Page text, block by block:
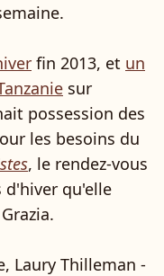
fin 2013, et un
sur
possession des
les besoins du
, le rendez-vous
d'hiver qu'elle
Laury Thilleman -